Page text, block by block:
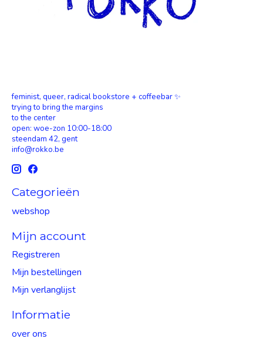
feminist, queer, radical bookstore + coffeebar ✨
trying to bring the margins
to the center
open: woe-zon 10:00-18:00
steendam 42, gent
info@rokko.be
Categorieën
webshop
Mijn account
Registreren
Mijn bestellingen
Mijn verlanglijst
Informatie
over ons